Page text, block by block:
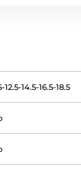
12.5-14.5-16.5-18.5